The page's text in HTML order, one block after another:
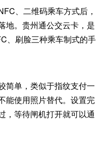
、二维码乘车方式后，
地。贵州通公交云卡，是
、刷脸三种乘车制式的手
简单，类似于指纹支付一
能使用照片替代。设置完
，等待闸机打开就可以通